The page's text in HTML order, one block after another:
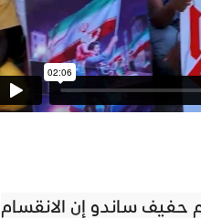
حفيف ساندو إن الانقسام